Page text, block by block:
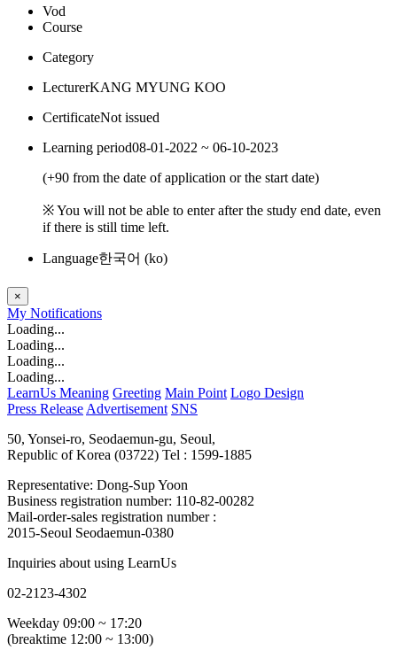
Vod
Course
Category
LecturerKANG MYUNG KOO
CertificateNot issued
Learning period08-01-2022 ~ 06-10-2023
(+90 from the date of application or the start date)
※ You will not be able to enter after the study end date, even
if there is still time left.
Language한국어 ‎(ko)‎
×
My Notifications
Loading...
Loading...
Loading...
Loading...
LearnUs Meaning Greeting Main Point Logo Design
Press Release Advertisement SNS
50, Yonsei-ro, Seodaemun-gu, Seoul,
Republic of Korea (03722) Tel : 1599-1885
Representative: Dong-Sup Yoon
Business registration number: 110-82-00282
Mail-order-sales registration number :
2015-Seoul Seodaemun-0380
Inquiries about using LearnUs
02-2123-4302
Weekday 09:00 ~ 17:20
(breaktime 12:00 ~ 13:00)